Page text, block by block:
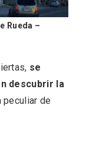
Rueda –
se
descubrir la
peculiar de